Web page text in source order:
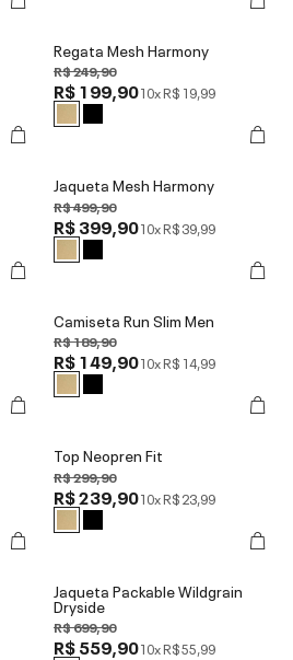
Regata Mesh Harmony
R$ 249,90
R$ 199,9010xR$ 19,99
Jaqueta Mesh Harmony
R$ 499,90
R$ 399,9010xR$ 39,99
Camiseta Run Slim Men
R$ 189,90
R$ 149,9010xR$ 14,99
Top Neopren Fit
R$ 299,90
R$ 239,9010xR$ 23,99
Jaqueta Packable Wildgrain
Dryside
R$ 699,90
R$ 559,9010xR$ 55,99